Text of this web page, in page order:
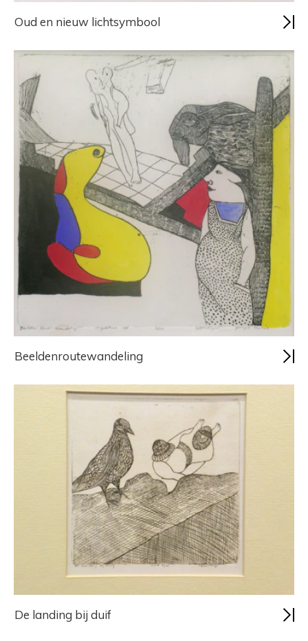
Oud en nieuw lichtsymbool
Beeldenroutewandeling
De landing bij duif